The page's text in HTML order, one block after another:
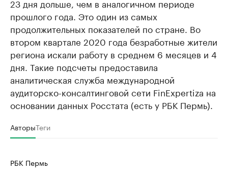
23 дня дольше, чем в аналогичном периоде
прошлого года. Это один из самых
продолжительных показателей по стране. Во
втором квартале 2020 года безработные жители
региона искали работу в среднем 6 месяцев и 4
дня. Такие подсчеты предоставила
аналитическая служба международной
аудиторско-консалтинговой сети FinExpertiza на
основании данных Росстата (есть у РБК Пермь).
АвторыТеги
РБК Пермь